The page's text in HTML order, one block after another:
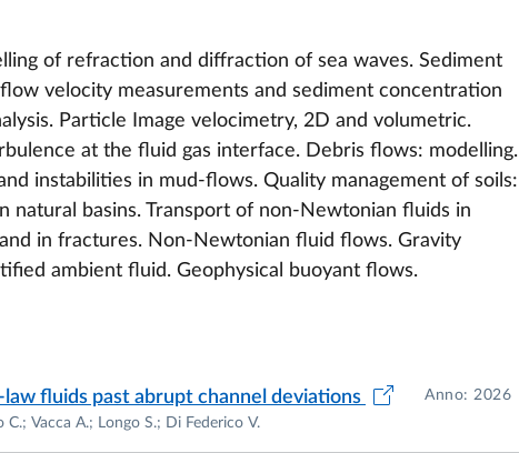
of refraction and diffraction of sea waves. Sediment
velocity measurements and sediment concentration
Particle Image velocimetry, 2D and volumetric.
at the fluid gas interface. Debris flows: modelling.
instabilities in mud-flows. Quality management of soils:
basins. Transport of non-Newtonian fluids in
in fractures. Non-Newtonian fluid flows. Gravity
ambient fluid. Geophysical buoyant flows.
fluids past abrupt channel deviations
Vacca A.; Longo S.; Di Federico V.
Anno: 2026